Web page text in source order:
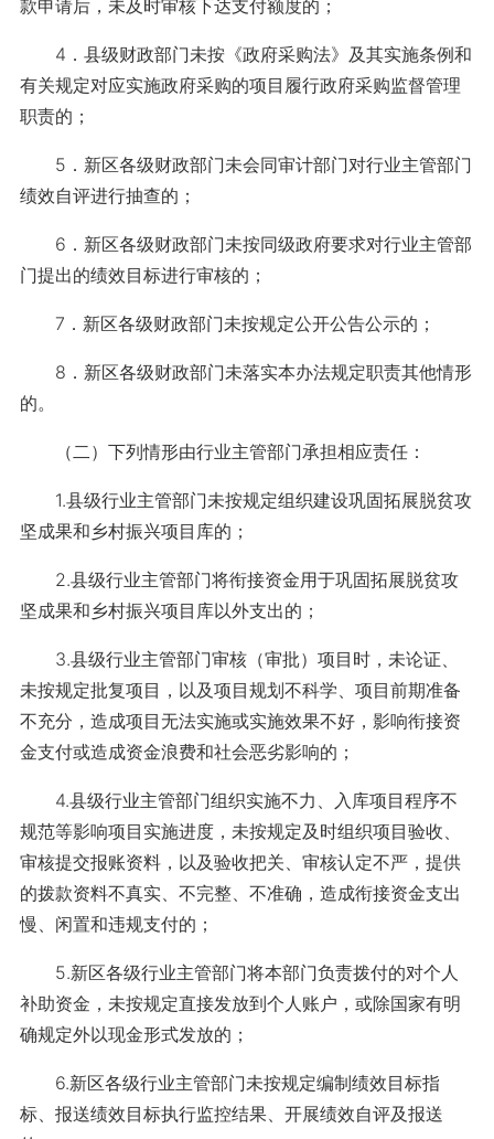
款申请后，未及时审核下达支付额度的；
4．县级财政部门未按《政府采购法》及其实施条例和
有关规定对应实施政府采购的项目履行政府采购监督管理
职责的；
5．新区各级财政部门未会同审计部门对行业主管部门
绩效自评进行抽查的；
6．新区各级财政部门未按同级政府要求对行业主管部
门提出的绩效目标进行审核的；
7．新区各级财政部门未按规定公开公告公示的；
8．新区各级财政部门未落实本办法规定职责其他情形
的。
（二）下列情形由行业主管部门承担相应责任：
1.县级行业主管部门未按规定组织建设巩固拓展脱贫攻
坚成果和乡村振兴项目库的；
2.县级行业主管部门将衔接资金用于巩固拓展脱贫攻
坚成果和乡村振兴项目库以外支出的；
3.县级行业主管部门审核（审批）项目时，未论证、
未按规定批复项目，以及项目规划不科学、项目前期准备
不充分，造成项目无法实施或实施效果不好，影响衔接资
金支付或造成资金浪费和社会恶劣影响的；
4.县级行业主管部门组织实施不力、入库项目程序不
规范等影响项目实施进度，未按规定及时组织项目验收、
审核提交报账资料，以及验收把关、审核认定不严，提供
的拨款资料不真实、不完整、不准确，造成衔接资金支出
慢、闲置和违规支付的；
5.新区各级行业主管部门将本部门负责拨付的对个人
补助资金，未按规定直接发放到个人账户，或除国家有明
确规定外以现金形式发放的；
6.新区各级行业主管部门未按规定编制绩效目标指
标、报送绩效目标执行监控结果、开展绩效自评及报送